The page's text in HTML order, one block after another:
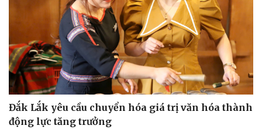
Đắk Lắk yêu cầu chuyển hóa giá trị văn hóa thành
động lực tăng trưởng